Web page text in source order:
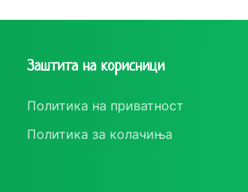
Заштита на корисници
Политика на приватност
Политика за колачиња